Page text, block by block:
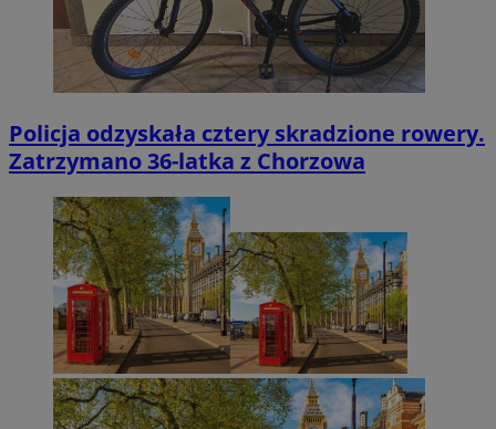
Policja odzyskała cztery skradzione rowery.
Zatrzymano 36-latka z Chorzowa